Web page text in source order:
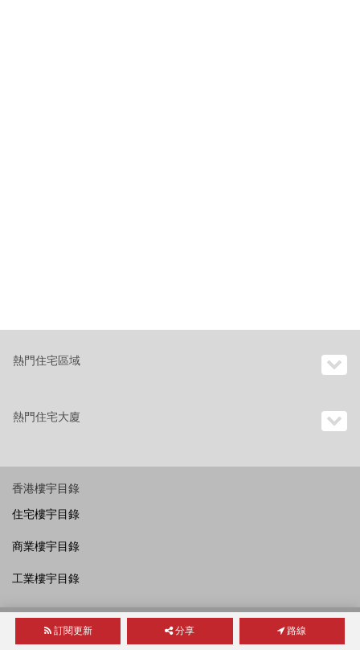
訂閱更新 分享 路線
熱門住宅區域
熱門住宅大廈
香港樓宇目錄
住宅樓宇目錄
商業樓宇目錄
工業樓宇目錄
OneDay國際